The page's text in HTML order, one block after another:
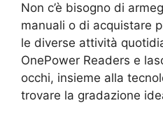
Non c’è bisogno di
manuali o di acquistare
le diverse attività
OnePower Readers e
occhi, insieme alla
trovare la gradazione